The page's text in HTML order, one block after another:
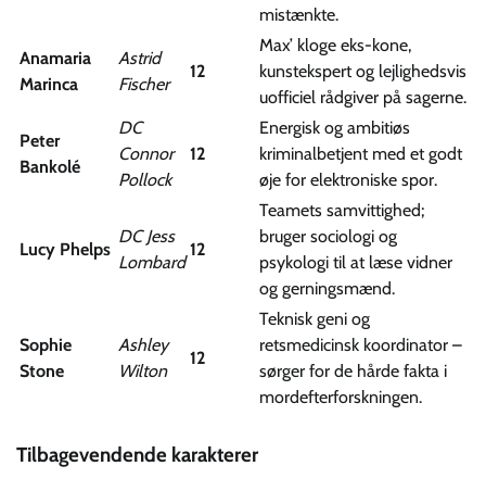
mistænkte.
Anamaria
Marinca
Astrid
Fischer
12
Max’ kloge eks-kone,
kunstekspert og lejlighedsvis
uofficiel rådgiver på sagerne.
Peter
Bankolé
DC
Connor
Pollock
12
Energisk og ambitiøs
kriminalbetjent med et godt
øje for elektroniske spor.
Lucy Phelps
DC Jess
Lombard
12
Teamets samvittighed;
bruger sociologi og
psykologi til at læse vidner
og gerningsmænd.
Sophie
Stone
Ashley
Wilton
12
Teknisk geni og
retsmedicinsk koordinator –
sørger for de hårde fakta i
mord­efterforskningen.
Tilbagevendende karakterer